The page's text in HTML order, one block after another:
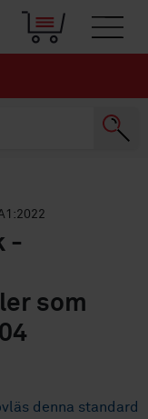
-
som
denna standard